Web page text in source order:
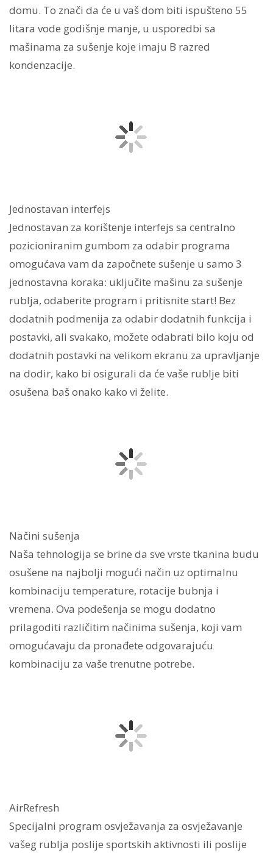
domu. To znači da će u vaš dom biti ispušteno 55
litara vode godišnje manje, u usporedbi sa
mašinama za sušenje koje imaju B razred
kondenzacije.
Jednostavan interfejs
Jednostavan za korištenje interfejs sa centralno
pozicioniranim gumbom za odabir programa
omogućava vam da započnete sušenje u samo 3
jednostavna koraka: uključite mašinu za sušenje
rublja, odaberite program i pritisnite start! Bez
dodatnih podmenija za odabir dodatnih funkcija i
postavki, ali svakako, možete odabrati bilo koju od
dodatnih postavki na velikom ekranu za upravljanje
na dodir, kako bi osigurali da će vaše rublje biti
osušena baš onako kako vi želite.
Načini sušenja
Naša tehnologija se brine da sve vrste tkanina budu
osušene na najbolji mogući način uz optimalnu
kombinaciju temperature, rotacije bubnja i
vremena. Ova podešenja se mogu dodatno
prilagoditi različitim načinima sušenja, koji vam
omogućavaju da pronađete odgovarajuću
kombinaciju za vaše trenutne potrebe.
AirRefresh
Specijalni program osvježavanja za osvježavanje
vašeg rublja poslije sportskih aktivnosti ili poslije